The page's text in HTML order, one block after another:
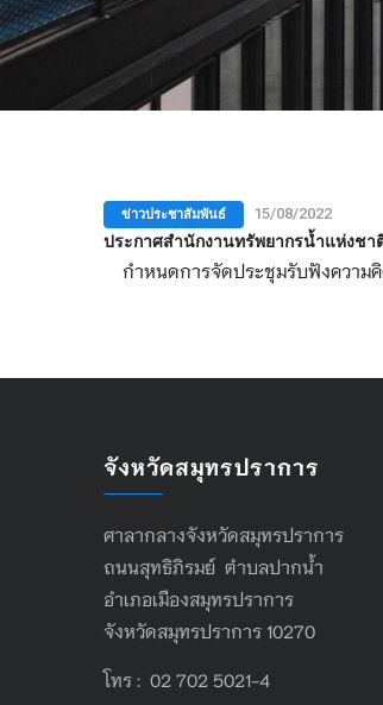
ข่าวประชาสัมพันธ์ 15/08/2022
ประกาศสำนักงานทรัพยากรน้ำแห่งชา
กำหนดการจัดประชุมรับฟังความคิ
จังหวัดสมุทรปราการ
ศาลากลางจังหวัดสมุทรปราการ
ถนนสุทธิภิรมย์ ตำบลปากน้ำ
อำเภอเมืองสมุทรปราการ
จังหวัดสมุทรปราการ 10270
โทร : 02 702 5021-4